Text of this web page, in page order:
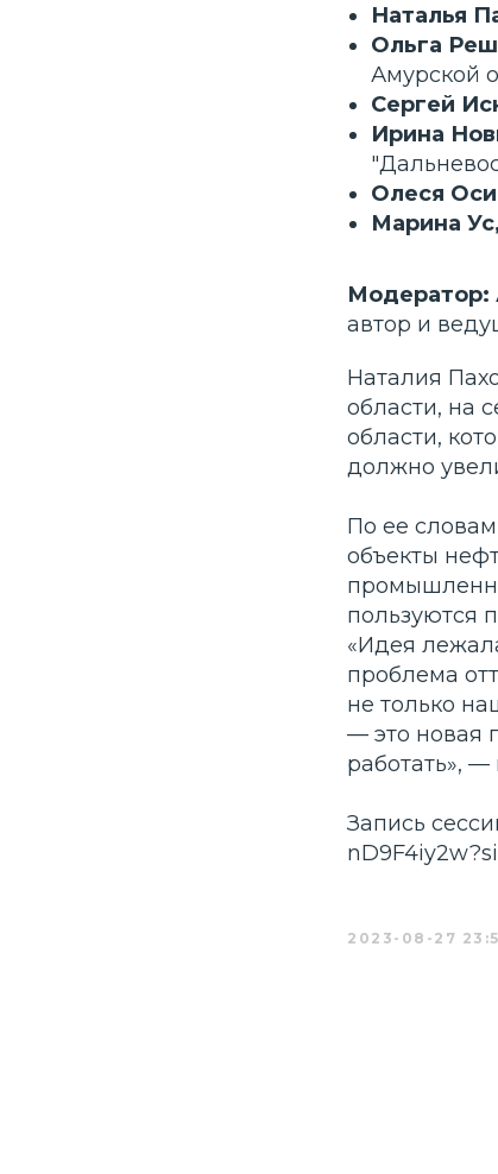
Наталья
Ольга
Амурской
Сергей
Ирина
Олеся
Марина Ус,
Модератор:
автор и
Наталия
области, на
области,
должно
По ее
объекты
пользуются
«Идея
проблема
не только
— это новая
работать», —
Запись
2023-08-27
Организатор
Соорганизатор